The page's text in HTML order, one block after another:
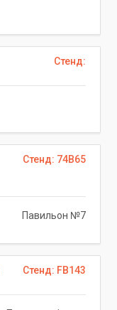
Стенд:
Стенд: 74B65
Павильон №7
Стенд: FB143